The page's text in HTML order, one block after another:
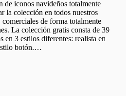
de iconos navideños totalmente
la colección en todos nuestros
de forma totalmente
La colección gratis consta de 39
en 3 estilos diferentes: realista en
botón.…